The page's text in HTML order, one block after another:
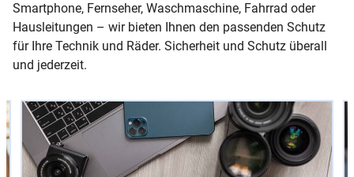
Smartphone, Fernseher, Waschmaschine, Fahrrad oder
Hausleitungen – wir bieten Ihnen den passenden Schutz
für Ihre Technik und Räder. Sicherheit und Schutz überall
und jederzeit.
Instructions